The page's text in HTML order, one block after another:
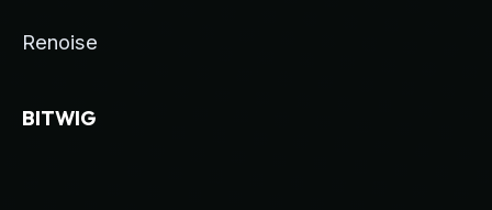
Renoise
BITWIG